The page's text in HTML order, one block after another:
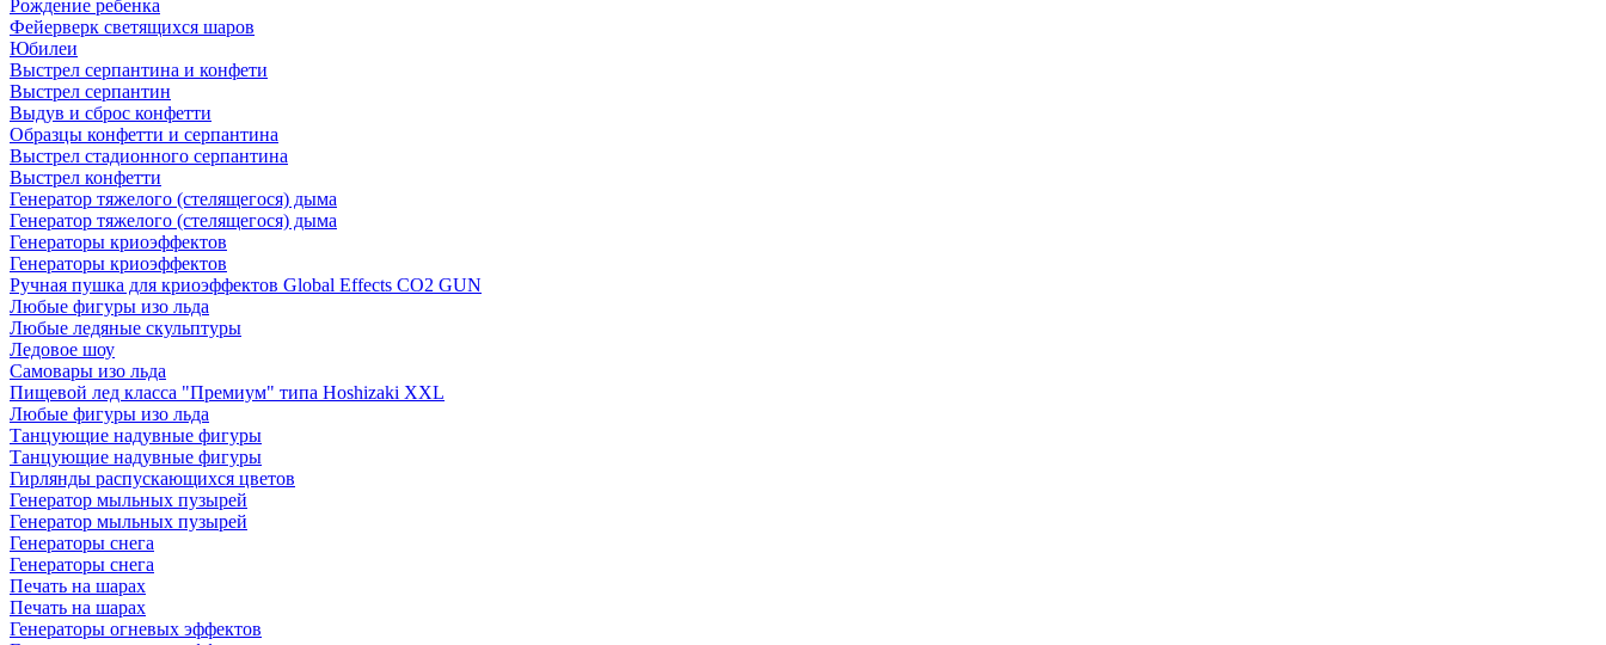
Рождение ребенка
Фейерверк светящихся шаров
Юбилеи
Выстрел серпантина и конфети
Выстрел серпантин
Выдув и сброс конфетти
Образцы конфетти и серпантина
Выстрел стадионного серпантина
Выстрел конфетти
Генератор тяжелого (стелящегося) дыма
Генератор тяжелого (стелящегося) дыма
Генераторы криоэффектов
Генераторы криоэффектов
Ручная пушка для криоэффектов Global Effects CO2 GUN
Любые фигуры изо льда
Любые ледяные скульптуры
Ледовое шоу
Самовары изо льда
Пищевой лед класса "Премиум" типа Hoshizaki XXL
Любые фигуры изо льда
Танцующие надувные фигуры
Танцующие надувные фигуры
Гирлянды распускающихся цветов
Генератор мыльных пузырей
Генератор мыльных пузырей
Генераторы снега
Генераторы снега
Печать на шарах
Печать на шарах
Генераторы огневых эффектов